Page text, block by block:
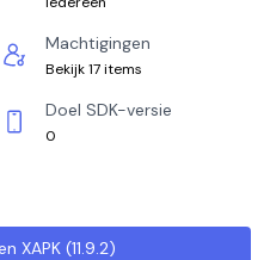
Machtigingen
Bekijk 17 items
Doel SDK-versie
0
XAPK(11.9.2)